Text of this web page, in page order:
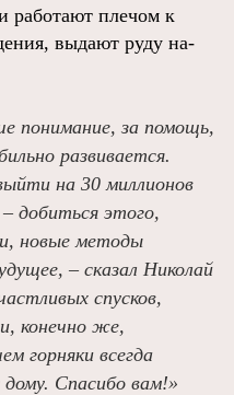
работают плечом к
выдают руду на-
понимание, за помощь,
развивается.
на 30 миллионов
добиться этого,
новые методы
– сказал Николай
спусков,
конечно же,
горняки всегда
Спасибо вам!»